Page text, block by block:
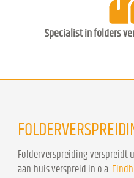
Specialist in folders
Folderverspreiding verspreidt
aan-huis verspreid in o.a.